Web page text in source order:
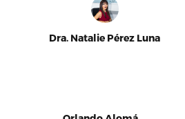
Dra. Natalie Pérez Luna